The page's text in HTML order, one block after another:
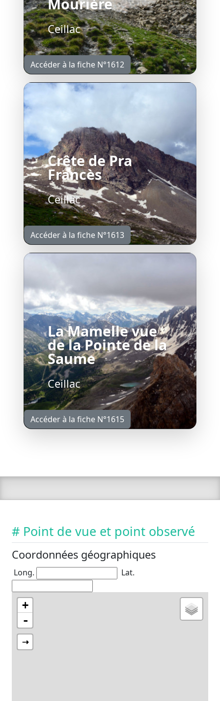
Ceillac
Accéder à la fiche N°1612
Crête de Pra
Francès
Ceillac
Accéder à la fiche N°1613
La Mamelle vue
de la Pointe de la
Saume
Ceillac
Accéder à la fiche N°1615
# Point de vue et point observé
Coordonnées géographiques
Long. Lat.
+
-
⇢